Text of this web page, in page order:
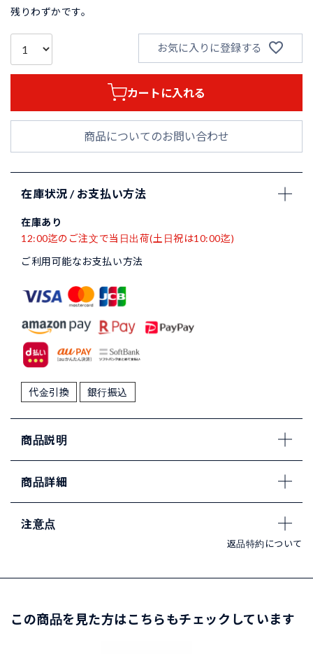
残りわずかです。
お気に入りに登録する
カートに入れる
商品についてのお問い合わせ
在庫状況 / お支払い方法
在庫あり
12:00迄のご注文で当日出荷(土日祝は10:00迄)
ご利用可能なお支払い方法
代金引換 銀行振込
商品説明
商品詳細
注意点
返品特約について
この商品を見た方はこちらもチェックしています